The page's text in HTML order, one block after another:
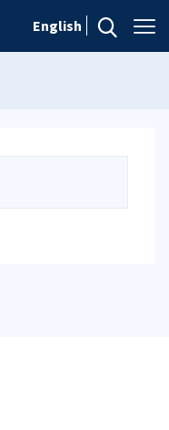
English